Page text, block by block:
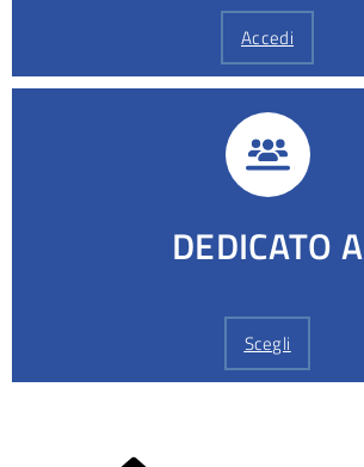
Accedi
DEDICATO A
Scegli